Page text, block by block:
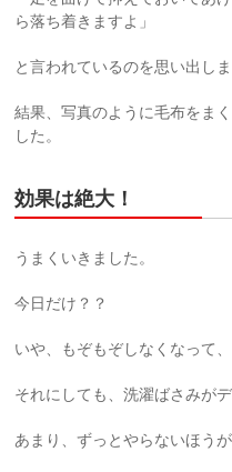
ら落ち着きますよ」
と言われているのを思い出しま
結果、写真のように毛布をまく
した。
効果は絶大！
うまくいきました。
今日だけ？？
いや、もぞもぞしなくなって
それにしても、洗濯ばさみがデ
あまり、ずっとやらないほう